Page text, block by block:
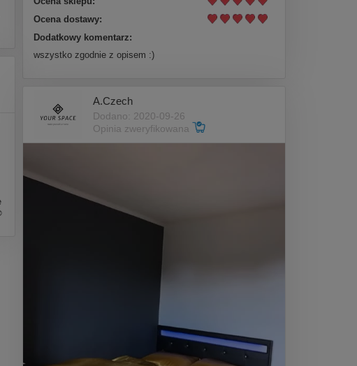
Ocena dostawy:
Dodatkowy komentarz:
wszystko zgodnie z opisem :)
A.Czech
Dodano: 2020-09-26
Opinia zweryfikowana